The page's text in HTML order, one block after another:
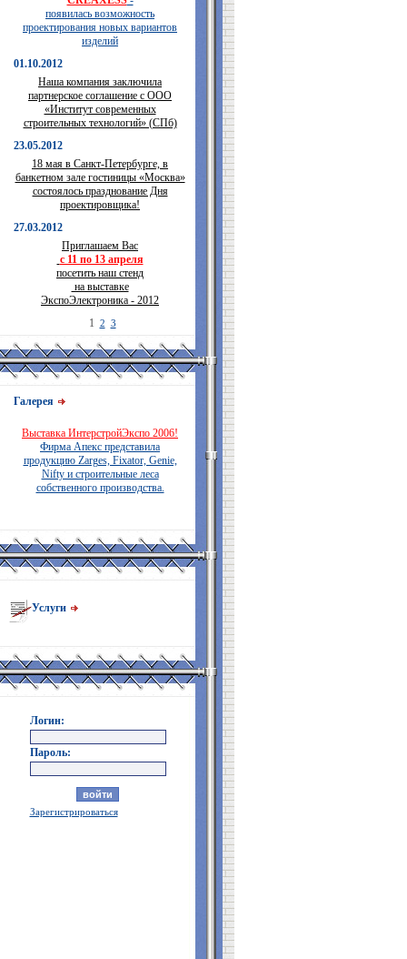
появилась возможность
проектирования новых вариантов
изделий
01.10.2012
Наша компания заключила
партнерское соглашение с ООО
«Институт современных
строительных технологий» (СПб)
23.05.2012
18 мая в Санкт-Петербурге, в
банкетном зале гостиницы «Москва»
состоялось празднование Дня
проектировщика!
27.03.2012
Приглашаем Вас
с 11 по 13 апреля
посетить наш стенд
на выставке
ЭкспоЭлектроника - 2012
1 2 3
Галерея
Выставка ИнтерстройЭкспо 2006!
Фирма Апекс представила
продукцию Zarges, Fixator, Genie,
Nifty и строительные леса
собственного производства.
Услуги
Логин:
Пароль:
Зарегистрироваться